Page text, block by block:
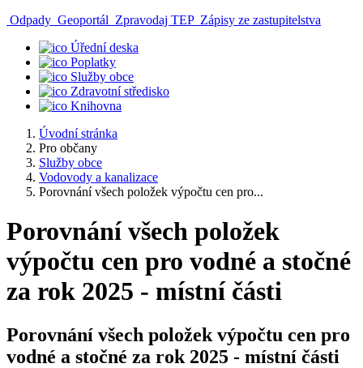
Odpady Geoportál Zpravodaj TEP Zápisy ze zastupitelstva
Úřední deska
Poplatky
Služby obce
Zdravotní středisko
Knihovna
Úvodní stránka
Pro občany
Služby obce
Vodovody a kanalizace
Porovnání všech položek výpočtu cen pro...
Porovnání všech položek
výpočtu cen pro vodné a stočné
za rok 2025 - místní části
Porovnání všech položek výpočtu cen pro
vodné a stočné za rok 2025 - místní části